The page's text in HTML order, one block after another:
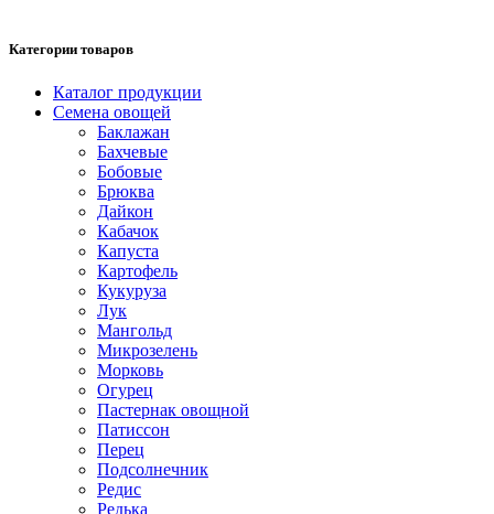
Категории товаров
Каталог продукции
Семена овощей
Баклажан
Бахчевые
Бобовые
Брюква
Дайкон
Кабачок
Капуста
Картофель
Кукуруза
Лук
Мангольд
Микрозелень
Морковь
Огурец
Пастернак овощной
Патиссон
Перец
Подсолнечник
Редис
Редька